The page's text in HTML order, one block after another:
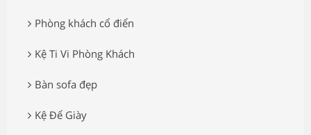
Phòng khách cổ điển
Kệ Ti Vi Phòng Khách
Bàn sofa đẹp
Kệ Để Giày